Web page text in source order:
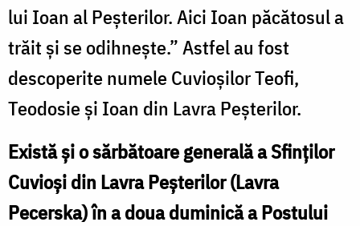
lui Ioan al Peșterilor. Aici Ioan păcătosul a
trăit și se odihnește.” Astfel au fost
descoperite numele Cuvioșilor Teofi,
Teodosie și Ioan din Lavra Peșterilor.
Există și o sărbătoare generală a Sfinților
Cuvioși din Lavra Peșterilor (Lavra
Pecerska) în a doua duminică a Postului